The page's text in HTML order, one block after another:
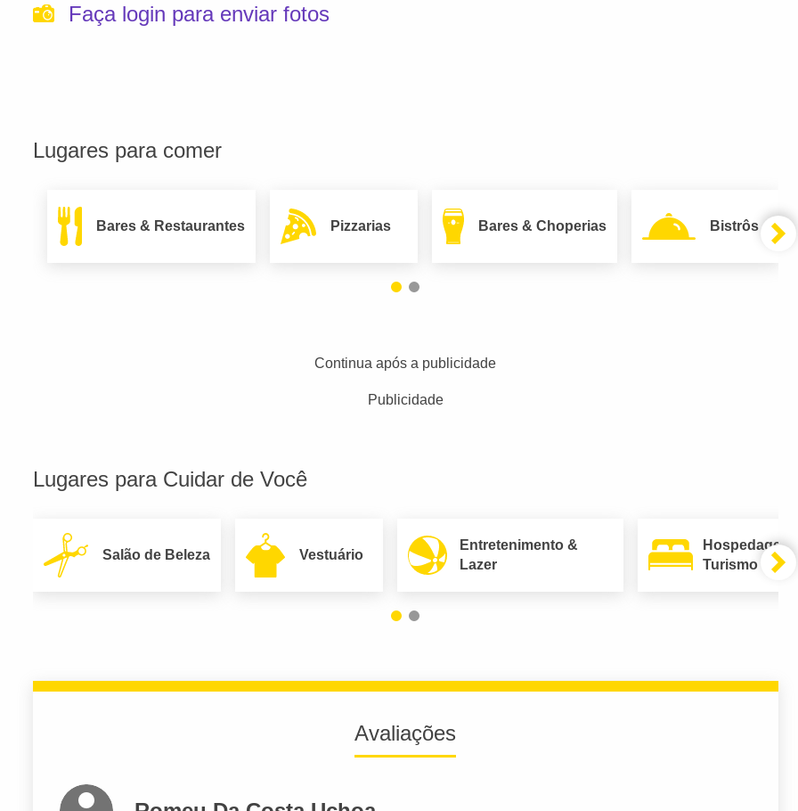
Faça login para enviar fotos
Lugares para comer
Bares & Restaurantes Pizzarias Bares & Choperias Bistrôs
Continua após a publicidade
Publicidade
Lugares para Cuidar de Você
Salão de Beleza Vestuário
Entretenimento &
Lazer
Hospedagem
Turismo
Avaliações